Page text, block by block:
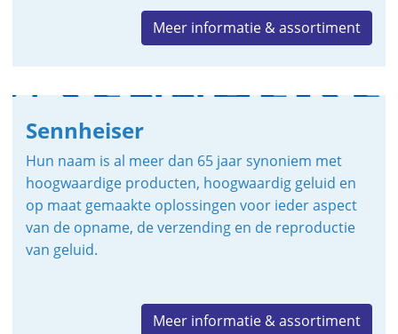
Meer informatie & assortiment
Sennheiser
Hun naam is al meer dan 65 jaar synoniem met
hoogwaardige producten, hoogwaardig geluid en
op maat gemaakte oplossingen voor ieder aspect
van de opname, de verzending en de reproductie
van geluid.
Meer informatie & assortiment